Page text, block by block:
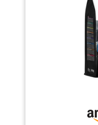
complexes et des niveaux
élevés de fibres pour aider
votre chien à se sentir moins
affamé SOUTIEN POUR DES
ARTICULATIONS ET DES
DENTS SAINES : Formulé avec
des vitamines et minéraux
essentiels pour soutenir des
articulations, des dents et des
gencives saines, garantissant
que votre chien reste actif tout